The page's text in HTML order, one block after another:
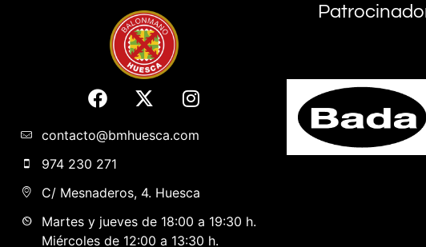
contacto@bmhuesca.com
974 230 271
C/ Mesnaderos, 4. Huesca
Martes y jueves de 18:00 a 19:30 h.
Miércoles de 12:00 a 13:30 h.